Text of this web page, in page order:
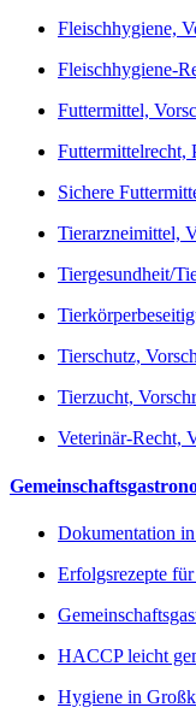
Fleischhygiene,
Fleischhygiene-
Futtermittel,
Futtermittelrecht,
Sichere
Tierarzneimittel,
Tiergesundheit/
Tierschutz,
Tierzucht,
Veterinär-Recht,
Dokumentation
Erfolgsrezepte
HACCP leicht
Hygiene in